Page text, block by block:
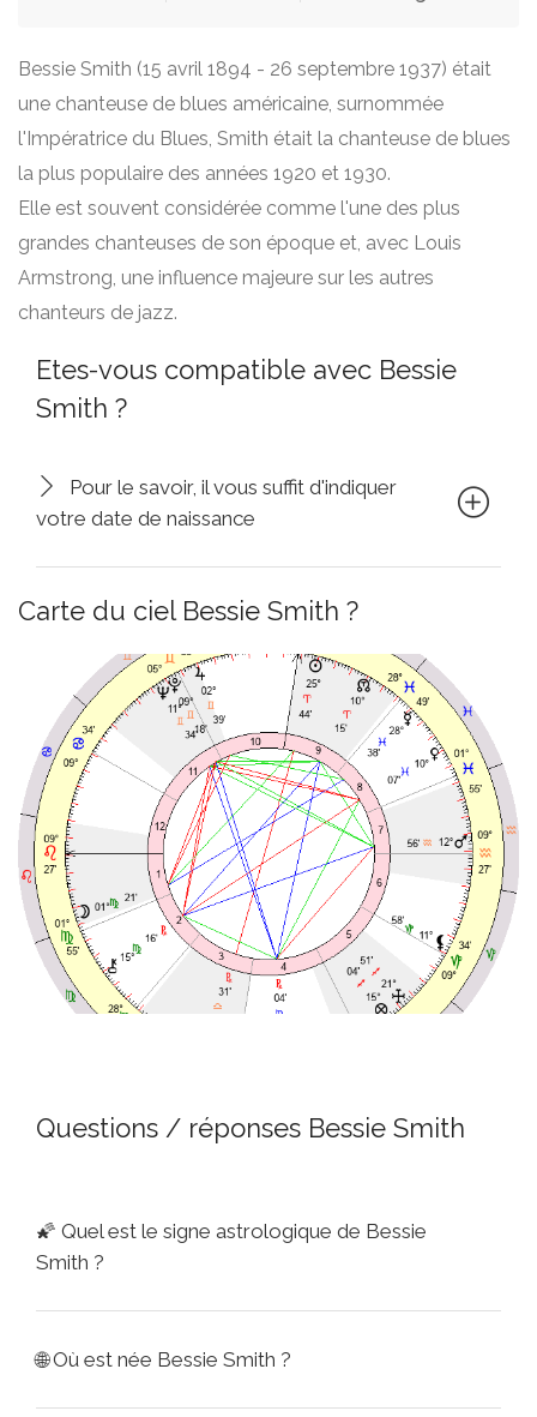
Bessie Smith (15 avril 1894 - 26 septembre 1937) était
une chanteuse de blues américaine, surnommée
l'Impératrice du Blues, Smith était la chanteuse de blues
la plus populaire des années 1920 et 1930.
Elle est souvent considérée comme l'une des plus
grandes chanteuses de son époque et, avec Louis
Armstrong, une influence majeure sur les autres
chanteurs de jazz.
Etes-vous compatible avec Bessie
Smith ?
Pour le savoir, il vous suffit d'indiquer
votre date de naissance
Carte du ciel Bessie Smith ?
Questions / réponses Bessie Smith
🌠 Quel est le signe astrologique de Bessie
Smith ?
🌐Où est née Bessie Smith ?